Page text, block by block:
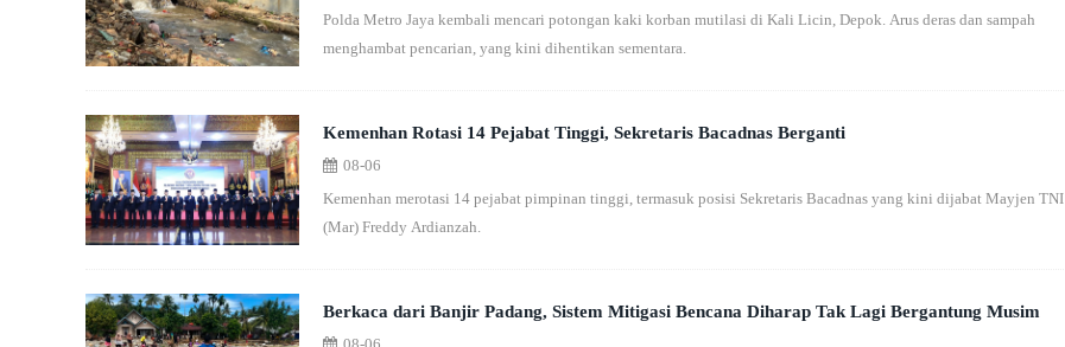
Polda Metro Jaya kembali mencari potongan kaki korban mutilasi di Kali Licin, Depok. Arus deras dan sampah
menghambat pencarian, yang kini dihentikan sementara.
Kemenhan Rotasi 14 Pejabat Tinggi, Sekretaris Bacadnas Berganti
08-06
Kemenhan merotasi 14 pejabat pimpinan tinggi, termasuk posisi Sekretaris Bacadnas yang kini dijabat Mayjen TNI
(Mar) Freddy Ardianzah.
Berkaca dari Banjir Padang, Sistem Mitigasi Bencana Diharap Tak Lagi Bergantung Musim